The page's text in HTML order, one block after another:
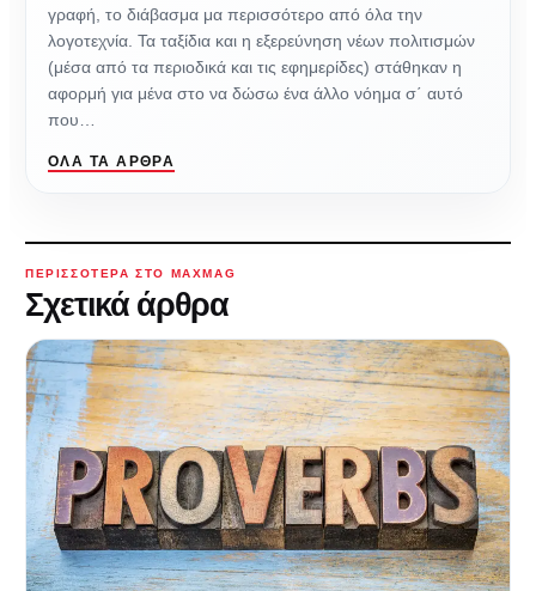
γραφή, το διάβασμα μα περισσότερο από όλα την
λογοτεχνία. Τα ταξίδια και η εξερεύνηση νέων πολιτισμών
(μέσα από τα περιοδικά και τις εφημερίδες) στάθηκαν η
αφορμή για μένα στο να δώσω ένα άλλο νόημα σ΄ αυτό
που…
ΌΛΑ ΤΑ ΆΡΘΡΑ
ΠΕΡΙΣΣΌΤΕΡΑ ΣΤΟ MAXMAG
Σχετικά άρθρα